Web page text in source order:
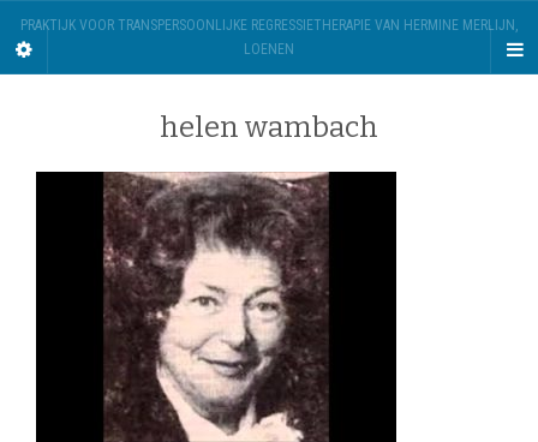
PRAKTIJK VOOR TRANSPERSOONLIJKE REGRESSIETHERAPIE VAN HERMINE MERLIJN,
LOENEN
helen wambach